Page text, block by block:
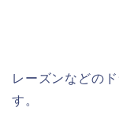
レーズンなどの
す。